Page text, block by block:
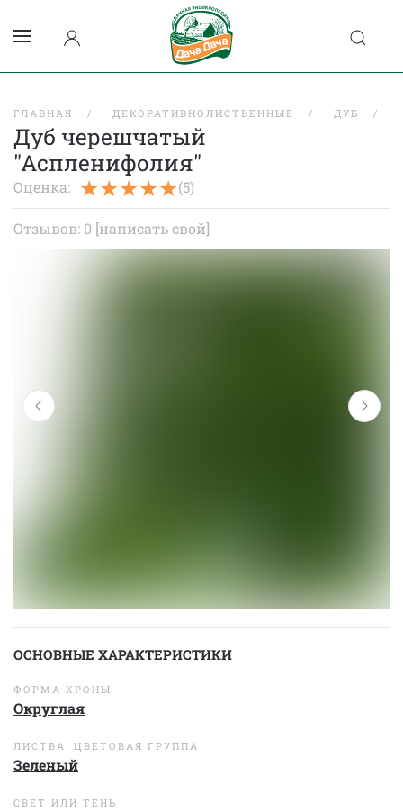
ГЛАВНАЯ ДЕКОРАТИВНОЛИСТВЕННЫЕ ДУБ
Дуб черешчатый
"Аспленифолия"
Оценка: (5)
Отзывов: 0 [написать свой]
ОСНОВНЫЕ ХАРАКТЕРИСТИКИ
ФОРМА КРОНЫ
Округлая
ЛИСТВА: ЦВЕТОВАЯ ГРУППА
Зеленый
СВЕТ ИЛИ ТЕНЬ